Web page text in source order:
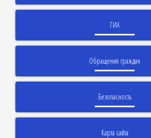
ГИА
Обращения граждан
Безопасность
Карта сайта